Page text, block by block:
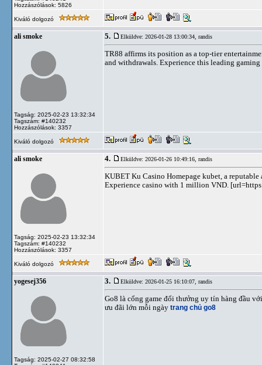
Hozzászólások: 5826
Kiváló dolgozó
ali smoke
Tagság: 2025-02-23 13:32:34
Tagszám: #140232
Hozzászólások: 3357
5. Elküldve: 2026-01-28 13:00:34, randis
TR88 affirms its position as a top-tier
and withdrawals. Experience this leading
Kiváló dolgozó
ali smoke
Tagság: 2025-02-23 13:32:34
Tagszám: #140232
Hozzászólások: 3357
4. Elküldve: 2026-01-26 10:49:16, randis
KUBET Ku Casino Homepage kubet, a
Experience casino with 1 million VND.
Kiváló dolgozó
yogesej356
Tagság: 2025-02-27 08:32:58
3. Elküldve: 2026-01-25 16:10:07, randis
Go8 là cổng game đổi thưởng uy tín hàng đầu
ưu đãi lớn mỗi ngày trang chủ go8